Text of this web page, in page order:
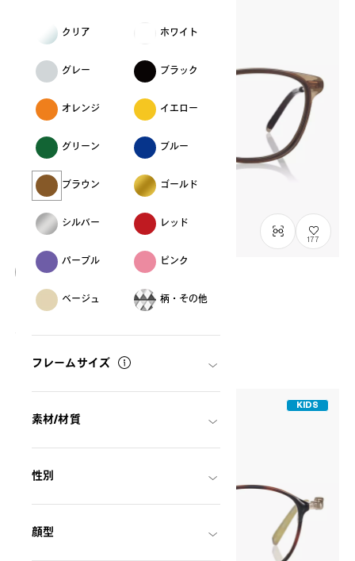
クリア ホワイト
グレー ブラック
オレンジ イエロー
グリーン ブルー
ブラウン ゴールド
シルバー レッド
パープル ピンク
ベージュ 柄・その他
フレームサイズ
素材/材質
性別
顔型
177
OWNDAYS × POMPOMPURIN
レトロ model
¥13,800
KIDS